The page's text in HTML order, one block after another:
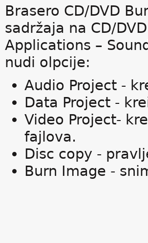
Brasero CD/DVD
sadržaja na CD/
Applications –
nudi olpcije:
Audio Project -
Data Project -
Video Project-
fajlova.
Disc copy -
Burn Image -